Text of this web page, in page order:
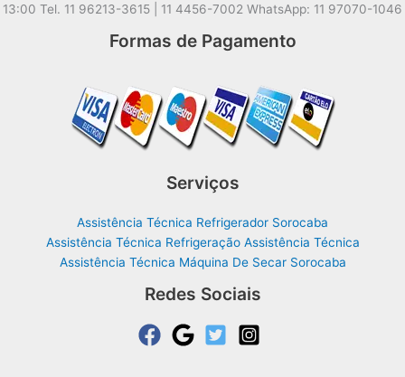
13:00 Tel. 11 96213-3615 | 11 4456-7002 WhatsApp: 11 97070-1046
Formas de Pagamento
Serviços
Assistência Técnica Refrigerador Sorocaba
Assistência Técnica Refrigeração Assistência Técnica
Assistência Técnica Máquina De Secar Sorocaba
Redes Sociais